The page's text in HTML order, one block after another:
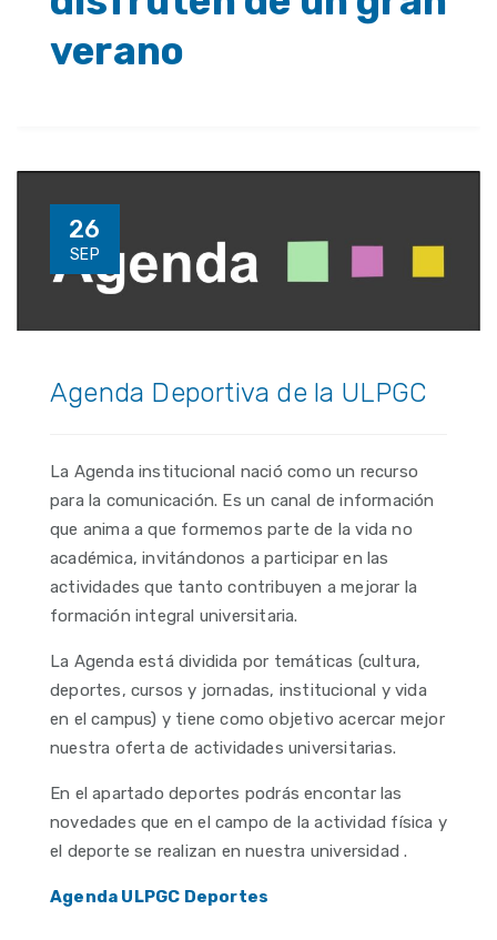
verano
26
SEP
Agenda Deportiva de la ULPGC
La Agenda institucional nació como un recurso
para la comunicación. Es un canal de información
que anima a que formemos parte de la vida no
académica, invitándonos a participar en las
actividades que tanto contribuyen a mejorar la
formación integral universitaria.
La Agenda está dividida por temáticas (cultura,
deportes, cursos y jornadas, institucional y vida
en el campus) y tiene como objetivo acercar mejor
nuestra oferta de actividades universitarias.
En el apartado deportes podrás encontar las
novedades que en el campo de la actividad física y
el deporte se realizan en nuestra universidad .
Agenda ULPGC Deportes